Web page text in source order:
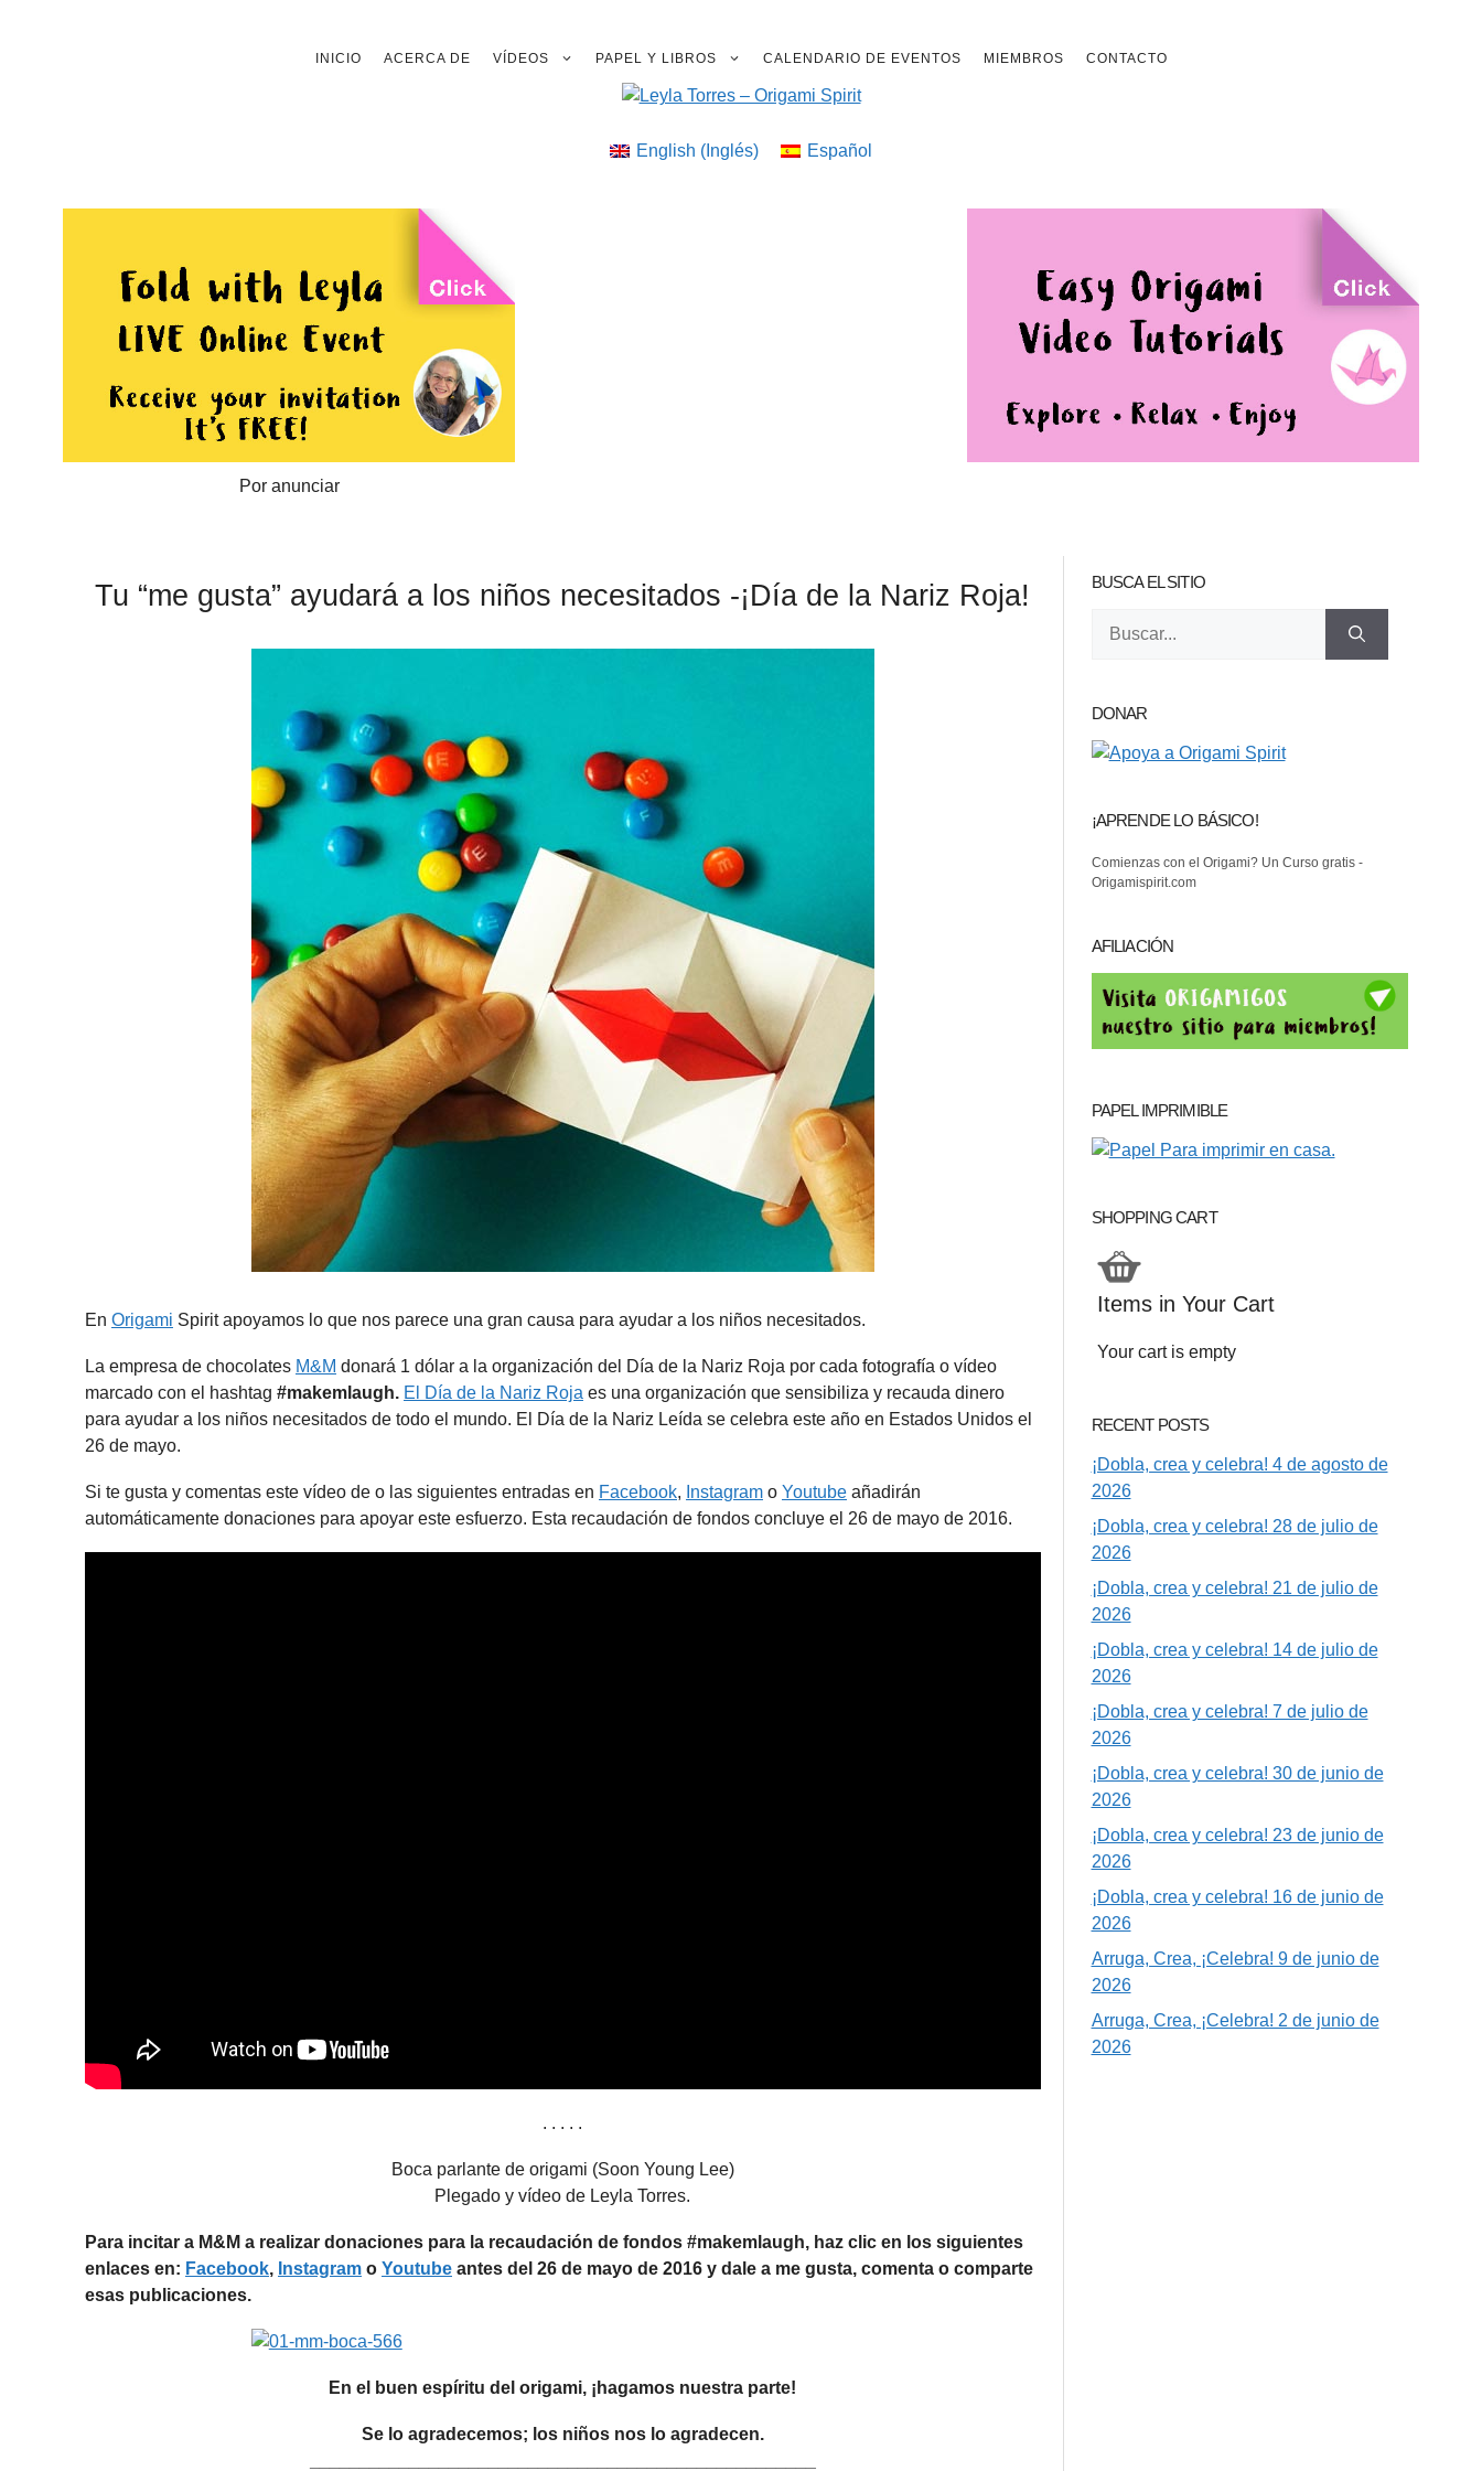
INICIO ACERCA DE VÍDEOS PAPEL Y LIBROS CALENDARIO DE EVENTOS MIEMBROS CONTACTO
English ( Inglés) Español
Por anunciar
Tu “me gusta” ayudará a los niños necesitados -¡Día de la Nariz Roja!
En Origami Spirit apoyamos lo que nos parece una gran causa para ayudar a los niños necesitados.
La empresa de chocolates M&M donará 1 dólar a la organización del Día de la Nariz Roja por cada fotografía o vídeo
marcado con el hashtag #makemlaugh. El Día de la Nariz Roja es una organización que sensibiliza y recauda dinero
para ayudar a los niños necesitados de todo el mundo. El Día de la Nariz Leída se celebra este año en Estados Unidos el
26 de mayo.
Si te gusta y comentas este vídeo de o las siguientes entradas en Facebook, Instagram o Youtube añadirán
automáticamente donaciones para apoyar este esfuerzo. Esta recaudación de fondos concluye el 26 de mayo de 2016.
. . . . .
Boca parlante de origami (Soon Young Lee)
Plegado y vídeo de Leyla Torres.
Para incitar a M&M a realizar donaciones para la recaudación de fondos #makemlaugh, haz clic en los siguientes
enlaces en: Facebook, Instagram o Youtube antes del 26 de mayo de 2016 y dale a me gusta, comenta o comparte
esas publicaciones.
En el buen espíritu del origami, ¡hagamos nuestra parte!
Se lo agradecemos; los niños nos lo agradecen.
BUSCA EL SITIO
DONAR
¡APRENDE LO BÁSICO!
Comienzas con el Origami? Un Curso gratis -
Origamispirit.com
AFILIACIÓN
PAPEL IMPRIMIBLE
SHOPPING CART
Items in Your Cart
Your cart is empty
RECENT POSTS
¡Dobla, crea y celebra! 4 de agosto de
2026
¡Dobla, crea y celebra! 28 de julio de
2026
¡Dobla, crea y celebra! 21 de julio de
2026
¡Dobla, crea y celebra! 14 de julio de
2026
¡Dobla, crea y celebra! 7 de julio de
2026
¡Dobla, crea y celebra! 30 de junio de
2026
¡Dobla, crea y celebra! 23 de junio de
2026
¡Dobla, crea y celebra! 16 de junio de
2026
Arruga, Crea, ¡Celebra! 9 de junio de
2026
Arruga, Crea, ¡Celebra! 2 de junio de
2026